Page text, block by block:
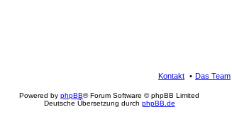
Das Team
Kontakt
Powered by phpBB® Forum Software © phpBB Limited
Deutsche Übersetzung durch phpBB.de